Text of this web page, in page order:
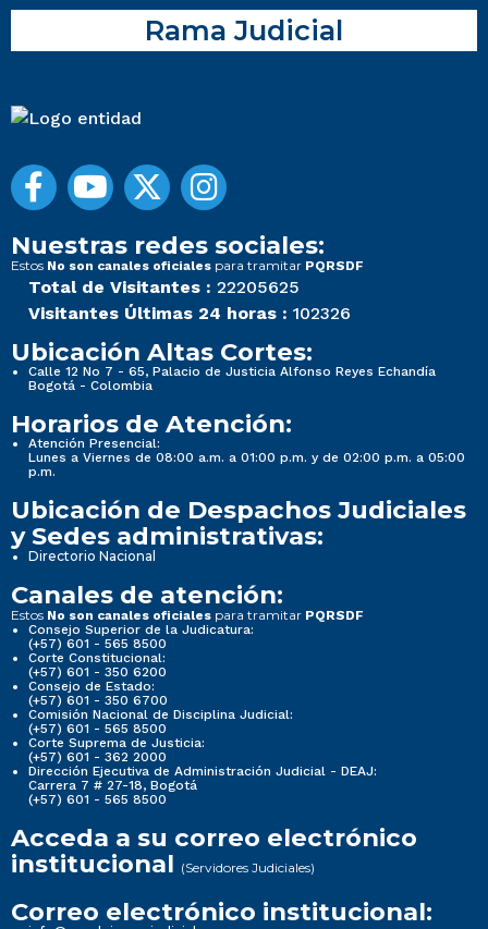
Rama Judicial
Nuestras redes sociales:
Estos No son canales oficiales para tramitar PQRSDF
Total de Visitantes : 22205625
Visitantes Últimas 24 horas : 102326
Ubicación Altas Cortes:
Calle 12 No 7 - 65, Palacio de Justicia Alfonso Reyes Echandía
Bogotá - Colombia
Horarios de Atención:
Atención Presencial:
Lunes a Viernes de 08:00 a.m. a 01:00 p.m. y de 02:00 p.m. a 05:00
p.m.
Ubicación de Despachos Judiciales
y Sedes administrativas:
Directorio Nacional
Canales de atención:
Estos No son canales oficiales para tramitar PQRSDF
Consejo Superior de la Judicatura:
(+57) 601 - 565 8500
Corte Constitucional:
(+57) 601 - 350 6200
Consejo de Estado:
(+57) 601 - 350 6700
Comisión Nacional de Disciplina Judicial:
(+57) 601 - 565 8500
Corte Suprema de Justicia:
(+57) 601 - 362 2000
Dirección Ejecutiva de Administración Judicial - DEAJ:
Carrera 7 # 27-18, Bogotá
(+57) 601 - 565 8500
Acceda a su correo electrónico
institucional (Servidores Judiciales)
Correo electrónico institucional: